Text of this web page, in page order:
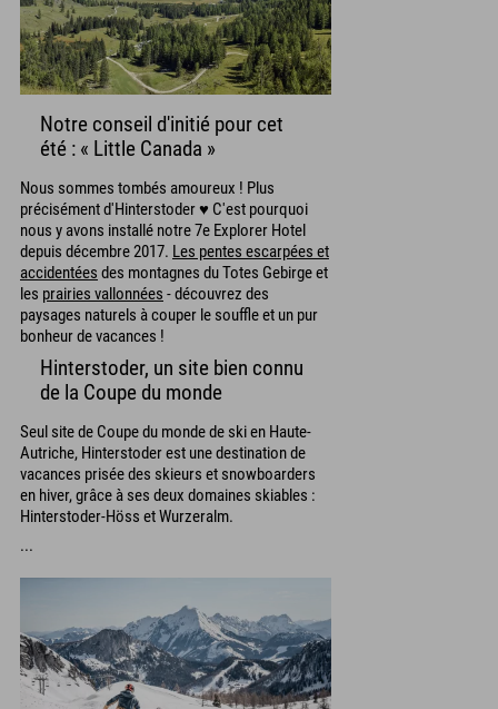
Notre conseil d'initié pour cet
été : « Little Canada »
Nous sommes tombés amoureux ! Plus
précisément d'Hinterstoder ♥ C'est pourquoi
nous y avons installé notre 7e Explorer Hotel
depuis décembre 2017. Les pentes escarpées et
accidentées des montagnes du Totes Gebirge et
les prairies vallonnées - découvrez des
paysages naturels à couper le souffle et un pur
bonheur de vacances !
Hinterstoder, un site bien connu
de la Coupe du monde
Seul site de Coupe du monde de ski en Haute-
Autriche, Hinterstoder est une destination de
vacances prisée des skieurs et snowboarders
en hiver, grâce à ses deux domaines skiables :
Hinterstoder-Höss et Wurzeralm.
...